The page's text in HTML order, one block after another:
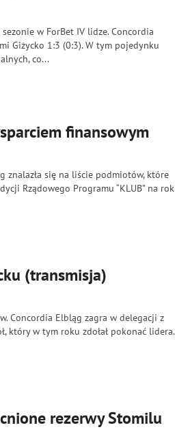
sezonie w ForBet IV lidze. Concordia
Giżycko 1:3 (0:3). W tym pojedynku
co...
finansowym
znalazła się na liście podmiotów, które
Rządowego Programu “KLUB” na rok
(transmisja)
Concordia Elbląg zagra w delegacji z
który w tym roku zdołał pokonać lidera.
rezerwy Stomilu